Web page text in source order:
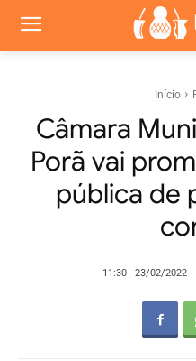
Início
Câmara
Porã vai
pública de
11:30 - 23/02/2022